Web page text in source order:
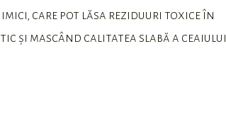
care pot lăsa reziduuri toxice în
și mascând calitatea slabă a ceaiului